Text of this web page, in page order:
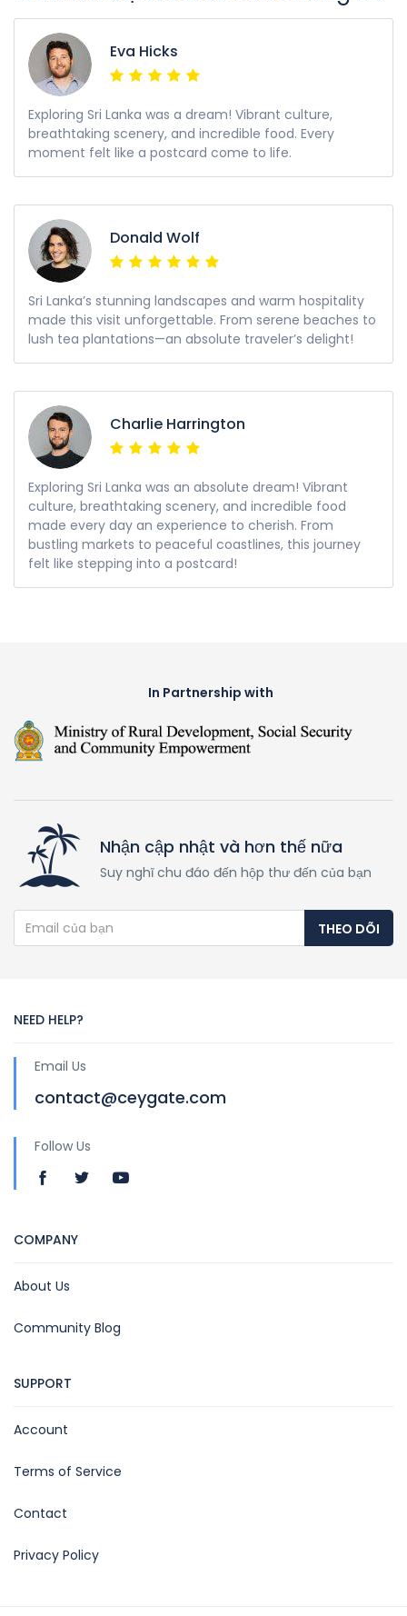
Eva Hicks
Exploring Sri Lanka was a dream! Vibrant culture,
breathtaking scenery, and incredible food. Every
moment felt like a postcard come to life.
Donald Wolf
Sri Lanka’s stunning landscapes and warm hospitality
made this visit unforgettable. From serene beaches to
lush tea plantations—an absolute traveler’s delight!
Charlie Harrington
Exploring Sri Lanka was an absolute dream! Vibrant
culture, breathtaking scenery, and incredible food
made every day an experience to cherish. From
bustling markets to peaceful coastlines, this journey
felt like stepping into a postcard!
In Partnership with
Nhận cập nhật và hơn thế nữa
Suy nghĩ chu đáo đến hộp thư đến của bạn
THEO DÕI
NEED HELP?
Email Us
contact@ceygate.com
Follow Us
COMPANY
About Us
Community Blog
SUPPORT
Account
Terms of Service
Contact
Privacy Policy